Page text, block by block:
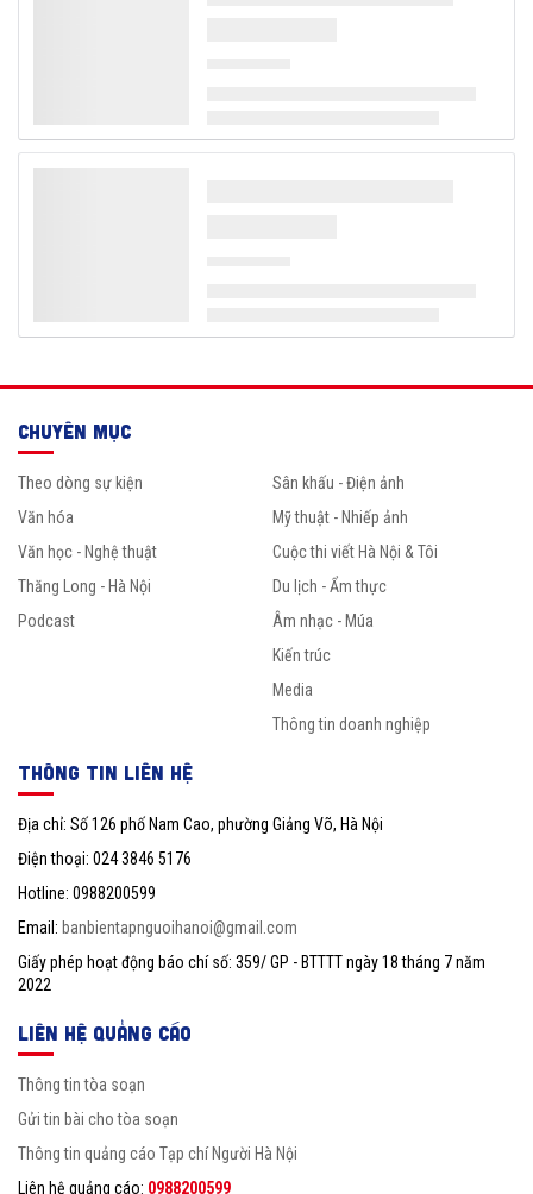
CHUYÊN MỤC
Theo dòng sự kiện
Văn hóa
Văn học - Nghệ thuật
Thăng Long - Hà Nội
Podcast
Sân khấu - Điện ảnh
Mỹ thuật - Nhiếp ảnh
Cuộc thi viết Hà Nội & Tôi
Du lịch - Ẩm thực
Âm nhạc - Múa
Kiến trúc
Media
Thông tin doanh nghiệp
THÔNG TIN LIÊN HỆ
Địa chỉ: Số 126 phố Nam Cao, phường Giảng Võ, Hà Nội
Điện thoại: 024 3846 5176
Hotline: 0988200599
Email: banbientapnguoihanoi@gmail.com
Giấy phép hoạt động báo chí số: 359/ GP - BTTTT ngày 18 tháng 7 năm
2022
LIÊN HỆ QUẢNG CÁO
Thông tin tòa soạn
Gửi tin bài cho tòa soạn
Thông tin quảng cáo Tạp chí Người Hà Nội
Liên hệ quảng cáo: 0988200599